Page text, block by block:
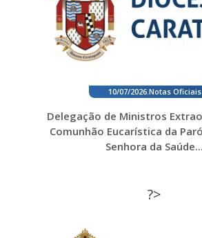
10/07/2026. Notas Oficiais
Delegação de Ministros
Comunhão Eucarística da
Senhora da Saúde...
?>